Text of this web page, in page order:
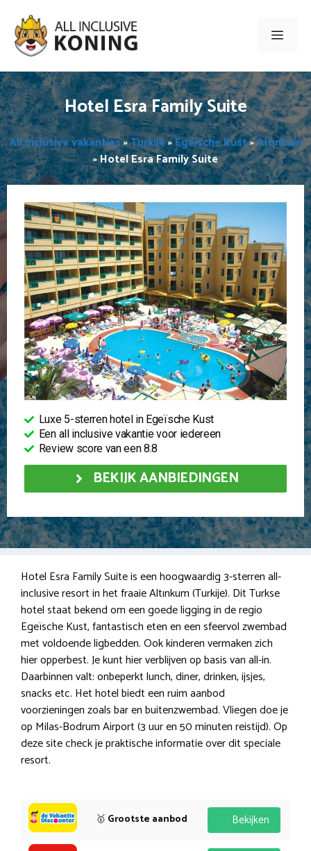
naar
inhoud
Menu
Hotel Esra Family Suite
All inclusive vakanties»Turkije»Egeïsche Kust»Altınkum
»Hotel Esra Family Suite
Luxe 5-sterren hotel in Egeïsche Kust
Een all inclusive vakantie voor iedereen
Review score van een 8.8
BEKIJK AANBIEDINGEN
Hotel Esra Family Suite is een hoogwaardig 3-sterren all-
inclusive resort in het fraaie Altınkum (Turkije). Dit Turkse
hotel staat bekend om een goede ligging in de regio
Egeïsche Kust, fantastisch eten en een sfeervol zwembad
met voldoende ligbedden. Ook kinderen vermaken zich
hier opperbest. Je kunt hier verblijven op basis van all-in.
Daarbinnen valt: onbeperkt lunch, diner, drinken, ijsjes,
snacks etc. Het hotel biedt een ruim aanbod
voorzieningen zoals bar en buitenzwembad. Vliegen doe je
op Milas-Bodrum Airport (3 uur en 50 minuten reistijd). Op
deze site check je praktische informatie over dit speciale
resort.
🥇 Grootste aanbod Bekijken